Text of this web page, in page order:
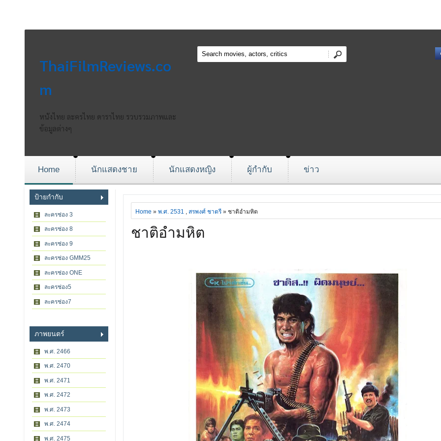
ThaiFilmReviews.co
m
หนังไทย ละครไทย ดาราไทย รวบรวมภาพและ
ข้อมูลต่างๆ
Home นักแสดงชาย นักแสดงหญิง ผู้กำกับ ข่าว
ป้ายกำกับ
ละครช่อง 3
ละครช่อง 8
ละครช่อง 9
ละครช่อง GMM25
ละครช่อง ONE
ละครช่อง5
ละครช่อง7
ภาพยนตร์
พ.ศ. 2466
พ.ศ. 2470
พ.ศ. 2471
พ.ศ. 2472
พ.ศ. 2473
พ.ศ. 2474
พ.ศ. 2475
Home » พ.ศ. 2531 , สรพงศ์ ชาตรี» ชาติอำมหิต
ชาติอำมหิต